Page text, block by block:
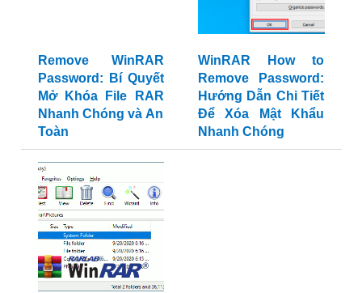
Remove WinRAR
Password: Bí Quyết
Mở Khóa File RAR
Nhanh Chóng và An
Toàn
WinRAR How to
Remove Password:
Hướng Dẫn Chi Tiết
Để Xóa Mật Khẩu
Nhanh Chóng